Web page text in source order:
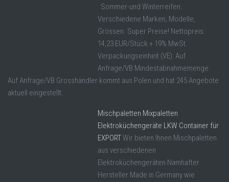
Sommer-und Winterreifen.
Verschiedene Marken, Modelle,
Grössen. Super Preise! Nettopreis:
14,23 EUR/Stück + 19% MwSt.
Verpackungseinheit (VE): Auf
Anfrage/VB Mindestabnahmemenge:
Auf Anfrage/VB Grosshändler kommt aus Polen und hat 245 Angebote
aktuell eingestellt.
Mischpaletten Mixpaletten
Elektroküchengeräte LKW Container für
EXPORTWir bieten Ihnen Mischpaletten
aus verschiedenen
Elektroküchengeräten Namhafter
Hersteller Made in Germany wie